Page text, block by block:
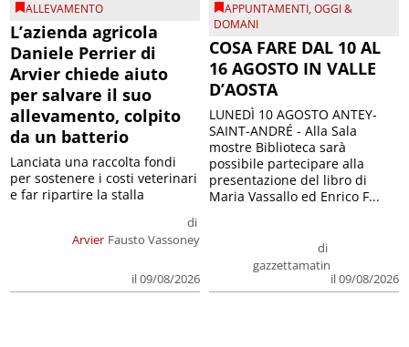
ALLEVAMENTO
L’azienda agricola
Daniele Perrier di
Arvier chiede aiuto
per salvare il suo
allevamento, colpito
da un batterio
Arvier
di
Fausto Vassoney
il 09/08/2026
Lanciata una raccolta fondi
per sostenere i costi veterinari
e far ripartire la stalla
APPUNTAMENTI,OGGI &
DOMANI
COSA FARE DAL 10 AL
16 AGOSTO IN VALLE
D’AOSTA
di
gazzettamatin
il 09/08/2026
LUNEDÌ 10 AGOSTO ANTEY-
SAINT-ANDRÉ - Alla Sala
mostre Biblioteca sarà
possibile partecipare alla
presentazione del libro di
Maria Vassallo ed Enrico F...